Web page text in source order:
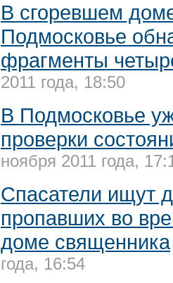
В сгоревшем
Подмосковье
фрагменты
2011 года, 18:50
В Подмосковье
проверки
ноября 2011 года,
Спасатели ищут
пропавших во
доме священника
года, 16:54